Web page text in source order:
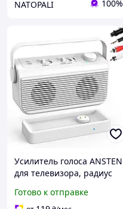
NATOPALI 100%
Усилитель голоса ANSTEN
для телевизора, радиус
портативный динамик ТВ
Готово к отправке